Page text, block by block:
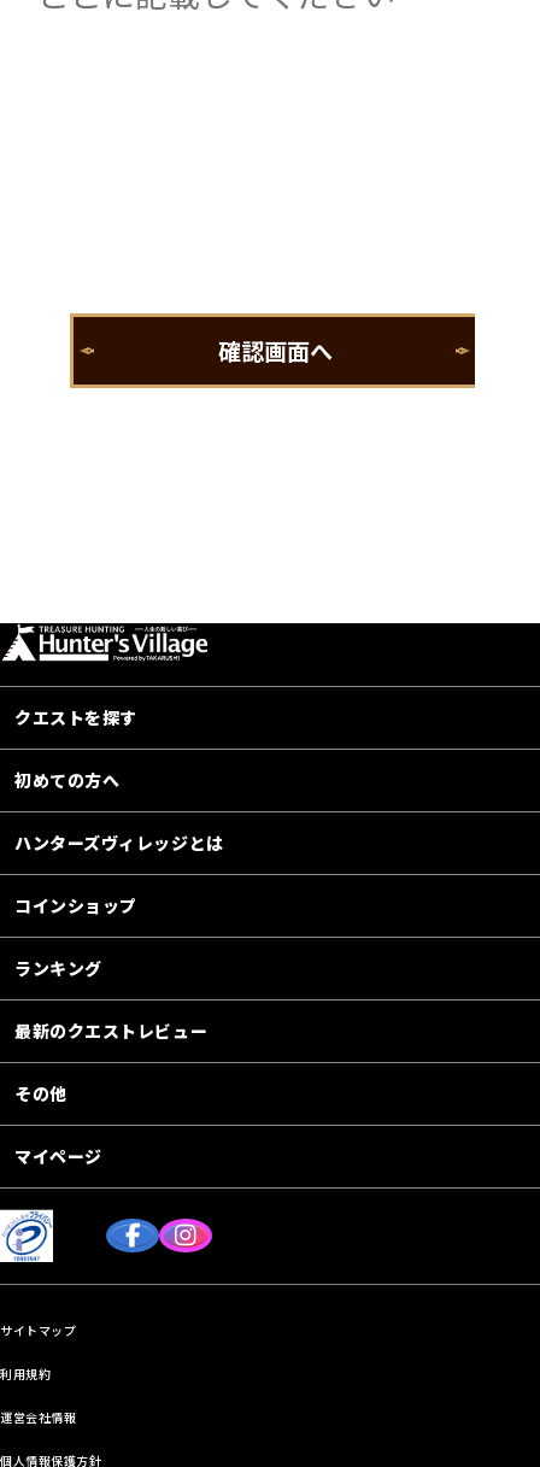
クエストを探す
初めての方へ
ハンターズヴィレッジとは
コインショップ
ランキング
最新のクエストレビュー
その他
マイページ
サイトマップ
利用規約
運営会社情報
個人情報保護方針